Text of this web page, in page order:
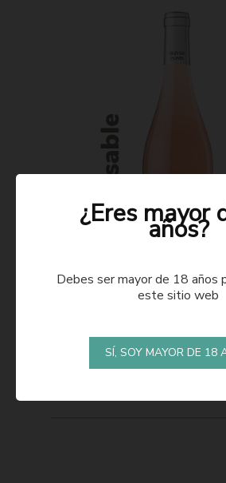
¿Eres mayor
años?
Debes ser mayor de 18 años
este sitio web
SÍ, SOY MAYOR DE 18